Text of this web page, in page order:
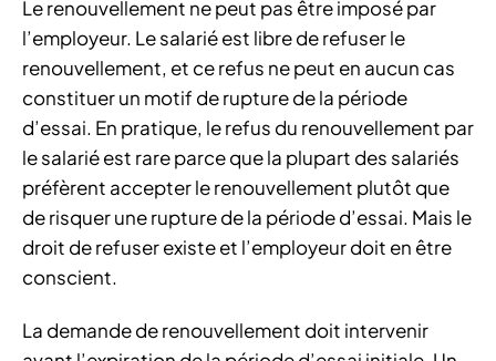
Le renouvellement ne peut pas être imposé par
l’employeur. Le salarié est libre de refuser le
renouvellement, et ce refus ne peut en aucun cas
constituer un motif de rupture de la période
d’essai. En pratique, le refus du renouvellement par
le salarié est rare parce que la plupart des salariés
préfèrent accepter le renouvellement plutôt que
de risquer une rupture de la période d’essai. Mais le
droit de refuser existe et l’employeur doit en être
conscient.
La demande de renouvellement doit intervenir